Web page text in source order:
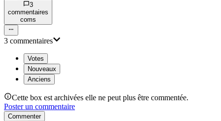
3
commentaires
coms
3 commentaires
Votes
Nouveaux
Anciens
Cette box est archivées elle ne peut plus être commentée.
Poster un commentaire
Commenter